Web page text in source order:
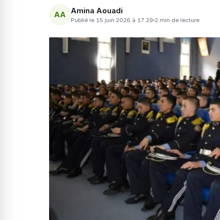
AA Amina Aouadi
Publié le 15 juin 2026 à 17:29 2 min de lecture